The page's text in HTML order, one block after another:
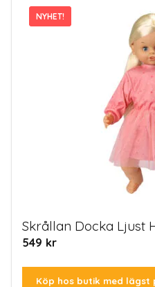
NYHET!
NYHET!
Skrållan Docka Ljust
549 kr
Köp hos butik med lägst